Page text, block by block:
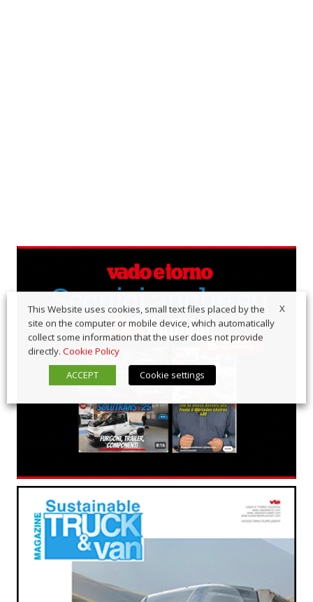
X
This Website uses cookies, small text files placed by the
site on the computer or mobile device, which automatically
collect some information that the user does not provide
directly. Cookie Policy
ACCEPT
Cookie settings